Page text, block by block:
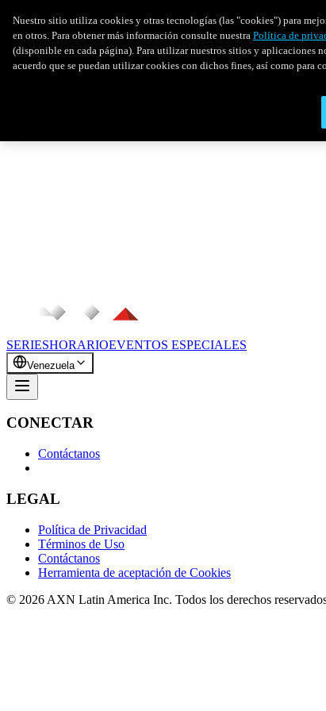
SERIESHORARIOEVENTOS ESPECIALES
Venezuela
CONECTAR
Contáctanos
LEGAL
Política de Privacidad
Términos de Uso
Contáctanos
Herramienta de aceptación de Cookies
© 2026 AXN Latin America Inc. Todos los derechos
Nuestro sitio utiliza cookies y otras tecnologías (las "cookies") para
en otros. Para obtener más información consulte nuestra Política de
(disponible en cada página). Para utilizar nuestros sitios y aplicaciones
acuerdo que se puedan utilizar cookies con dichos fines, así como para